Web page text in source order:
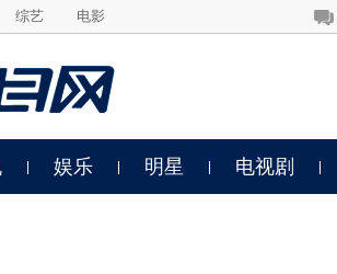
综艺 电影
娱乐 明星 电视剧